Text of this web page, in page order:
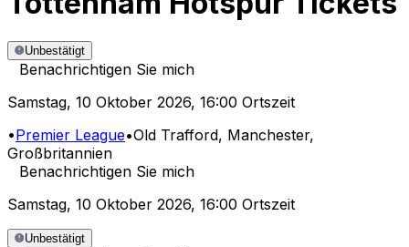
Unbestätigt
Benachrichtigen Sie mich
Samstag, 10 Oktober 2026, 16:00 Ortszeit
•Premier League•Old Trafford, Manchester,
Großbritannien
Benachrichtigen Sie mich
Samstag, 10 Oktober 2026, 16:00 Ortszeit
Unbestätigt